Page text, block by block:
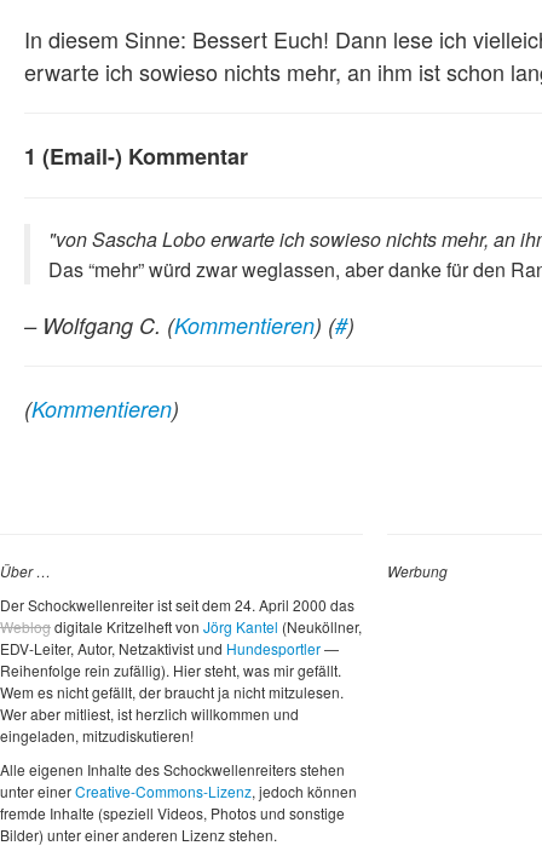
In diesem Sinne: Bessert Euch! Dann lese ich
erwarte ich sowieso nichts mehr, an ihm ist schon
1 (Email-) Kommentar
"von Sascha Lobo erwarte ich sowieso nichts mehr, an
Das “mehr” würd zwar weglassen, aber danke für den
– Wolfgang C. (Kommentieren) (#)
(Kommentieren)
Über …
Der Schockwellenreiter ist seit dem 24. April 2000 das
Weblogdigitale Kritzelheft von Jörg Kantel (Neuköllner,
EDV-Leiter, Autor, Netzaktivist und Hundesportler—
Reihenfolge rein zufällig). Hier steht, was mir gefällt.
Wem es nicht gefällt, der braucht ja nicht mitzulesen.
Wer aber mitliest, ist herzlich willkommen und
eingeladen, mitzudiskutieren!
Alle eigenen Inhalte des Schockwellenreiters stehen
unter einerCreative-Commons-Lizenz, jedoch können
fremde Inhalte (speziell Videos, Photos und sonstige
Bilder) unter einer anderen Lizenz stehen.
Werbung